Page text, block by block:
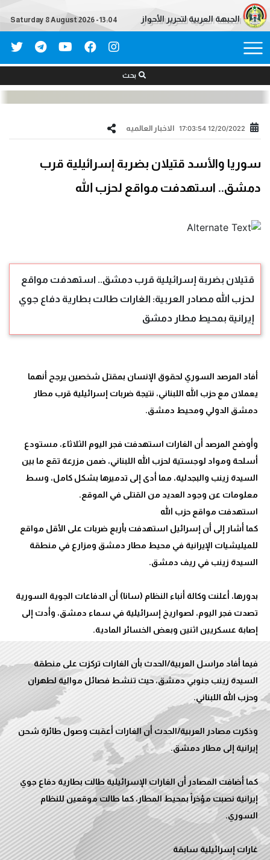
الجبهة العربية لتحرير الأحواز Saturday 8 August 2026 - 13:04
بحث
12/20/2022 17:03:54 الاخبار العالمیه
سوريا والأسد قتيلان بضربة إسرائيلية قرب
دمشق.. استهدفت مواقع لحزب الله
قتيلان بضربة إسرائيلية قرب دمشق.. استهدفت مواقع
لحزب الله مصادر العربية: الغارات طالت بطارية دفاع جوي
إيرانية بمحيط مطار دمشق
أفاد المرصد السوري لحقوق الإنسان بمقتل شخصين يرجح أنهما
يعملان مع حزب الله اللبناني، نتيجة ضربات إسرائيلية قرب مطار
وأوضح المرصد أن الغارات استهدفت فجر اليوم الثلاثاء، مستودع
أسلحة ومواد لوجستية لحزب الله اللبناني، ضمن مزرعة تقع ما بين
السيدة زينب والبجدلية، مما أدى إلى تدميرها بشكل كامل، وسط
كما أشار إلى أن إسرائيل استهدفت بأربع ضربات على الأقل مواقع
للميليشيات الإيرانية في محيط مطار دمشق ومزارع في منطقة
بدورها، أعلنت وكالة أنباء النظام (سانا) أن الدفاعات الجوية السورية
تصدت فجر اليوم، لصواريخ إسرائيلية في سماء دمشق، وأدت إلى
فيما أفاد مراسل العربية/الحدث بأن الغارات تركزت على منطقة
السيدة زينب جنوبي دمشق، حيث تنشط فصائل موالية لطهران
وذكرت مصادر العربية/الحدث أن الغارات أعقبت وصول طائرة شحن
كما أضافت المصادر أن الغارات الإسرائيلية طالت بطارية دفاع جوي
إيرانية نصبت مؤخراً بمحيط المطار، كما طالت موقعين للنظام